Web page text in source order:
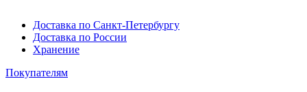
Доставка по Санкт-Петербургу
Доставка по России
Хранение
Покупателям